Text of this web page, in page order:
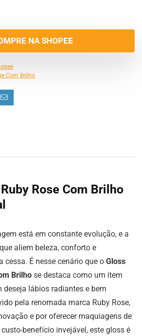
NA SHOPEE
Com Brilho
Rose Com Brilho
está em constante evolução, e a
aliem beleza, conforto e
cessa. É nesse cenário que o Gloss
Brilho se destaca como um item
deseja lábios radiantes e bem
pela renomada marca Ruby Rose,
e por oferecer maquiagens de
benefício invejável, este gloss é